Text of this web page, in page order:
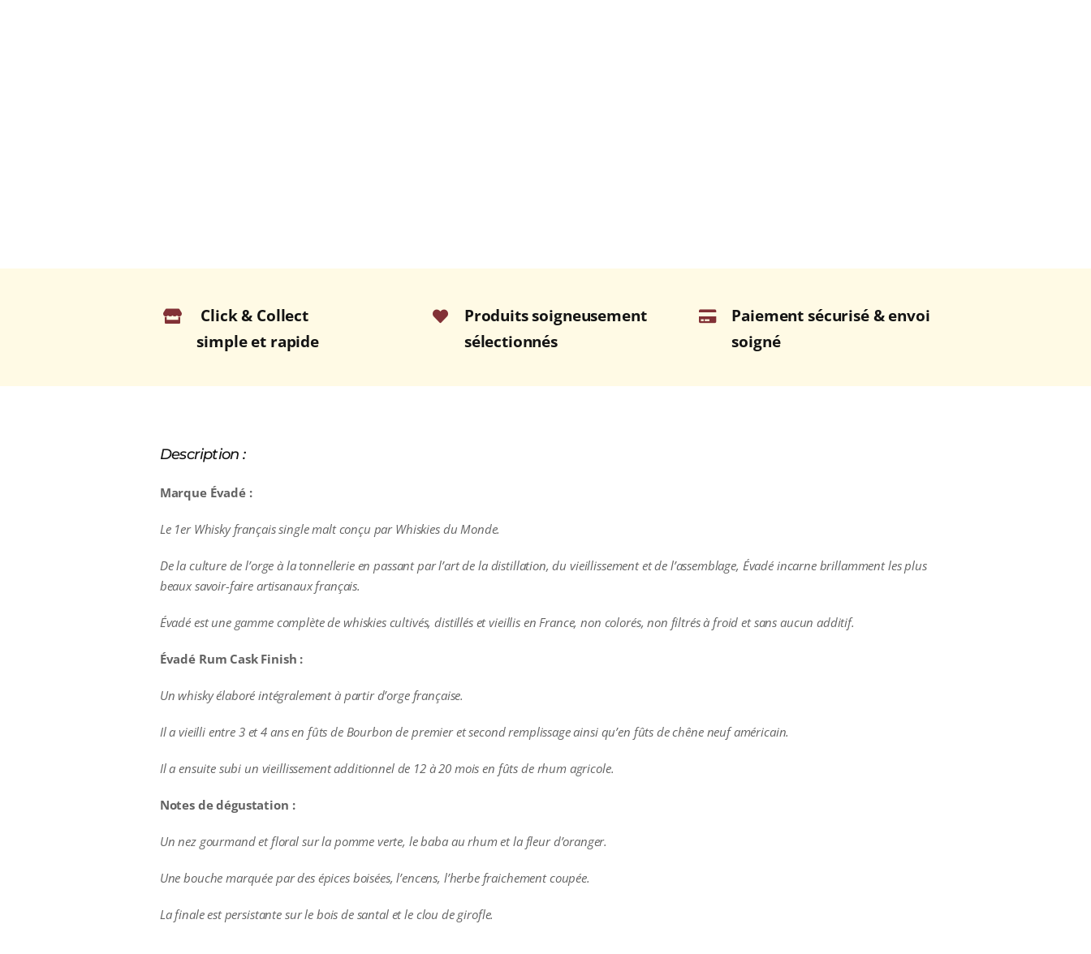
Click & Collect
simple et rapide
Produits soigneusement
sélectionnés
Paiement sécurisé & envoi
soigné
Description :
Marque Évadé :
Le 1er Whisky français single malt conçu par Whiskies du Monde.
De la culture de l’orge à la tonnellerie en passant par l’art de la distillation, du vieillissement et de l’assemblage, Évadé incarne brillamment les plus
beaux savoir-faire artisanaux français.
Évadé est une gamme complète de whiskies cultivés, distillés et vieillis en France, non colorés, non filtrés à froid et sans aucun additif.
Évadé Rum Cask Finish :
Un whiskyélaboré intégralement à partir d’orge française.
Il a vieilli entre 3 et 4 ans en fûts de Bourbon de premier et second remplissage ainsi qu’en fûts de chêne neuf américain.
Il a ensuite subi un vieillissement additionnel de 12 à 20 mois en fûts de rhum agricole.
Notes de dégustation :
Un nez gourmand et floral sur la pomme verte, le baba au rhum et la fleur d’oranger.
Une bouche marquée par des épices boisées, l’encens, l’herbe fraichement coupée.
La finale est persistante sur le bois de santal et le clou de girofle.